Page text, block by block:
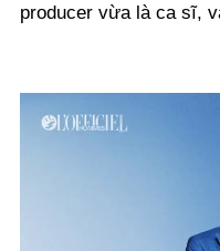
producer vừa là ca sĩ,